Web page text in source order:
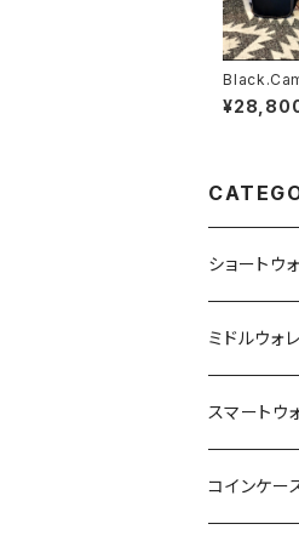
//
ショートウ
ミドルウォ
スマートウ
コインケ